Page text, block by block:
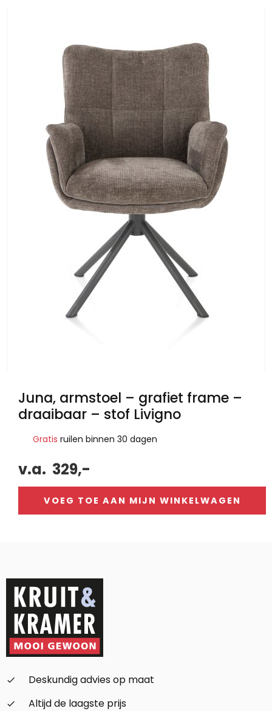
Juna, armstoel – grafiet frame –
draaibaar – stof Livigno
Gratis ruilen binnen 30 dagen
v.a. 329,-
VOEG TOE AAN MIJN WINKELWAGEN
check_small
Deskundig advies op maat
check_small
Altijd de laagste prijs